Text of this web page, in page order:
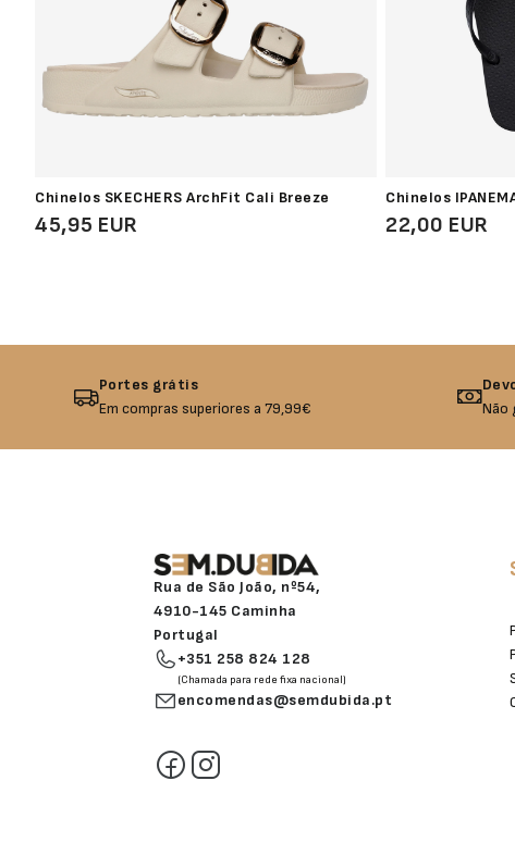
Chinelos SKECHERS ArchFit Cali Breeze
45,95 EUR
Chinelos
22,00 EUR
Portes grátis
Em compras superiores a 79,99€
Não
Rua de São João, nº54,
4910-145 Caminha
Portugal
+351 258 824 128
(Chamada para rede fixa nacional)
encomendas@semdubida.pt